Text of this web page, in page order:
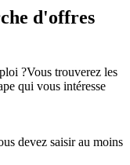
d'offres
?Vous trouverez les
qui vous intéresse
devez saisir au moins